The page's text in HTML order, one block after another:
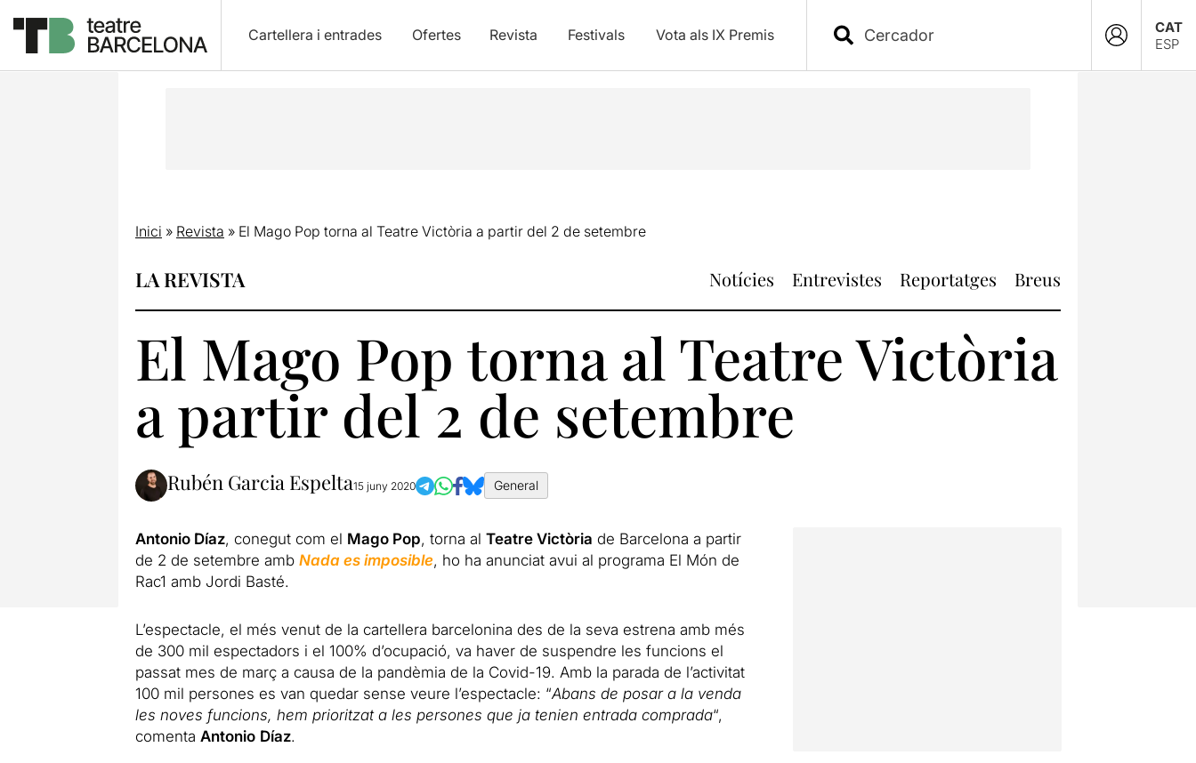
Cartellera i entrades Ofertes Revista Festivals Vota als IX Premis
CAT
ESP
Inici » Revista » El Mago Pop torna al Teatre Victòria a partir del 2 de setembre
LA REVISTA Notícies Entrevistes Reportatges Breus
El Mago Pop torna al Teatre Victòria
a partir del 2 de setembre
Rubén Garcia Espelta15 juny 2020 General
Antonio Díaz, conegut com el Mago Pop, torna al Teatre Victòria de Barcelona a partir
de 2 de setembre amb Nada es imposible, ho ha anunciat avui al programa El Món de
Rac1 amb Jordi Basté.
L’espectacle, el més venut de la cartellera barcelonina des de la seva estrena amb més
de 300 mil espectadors i el 100% d’ocupació, va haver de suspendre les funcions el
passat mes de març a causa de la pandèmia de la Covid-19. Amb la parada de l’activitat
100 mil persones es van quedar sense veure l’espectacle: “Abans de posar a la venda
les noves funcions, hem prioritzat a les persones que ja tenien entrada comprada“,
comenta Antonio Díaz.